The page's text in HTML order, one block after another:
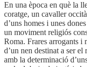
En una època en què la
coratge, un cavaller
d’uns homes i unes
un moviment religiós
Roma. Frares arrogants i
d’un nen destinat a ser
amb la determinació